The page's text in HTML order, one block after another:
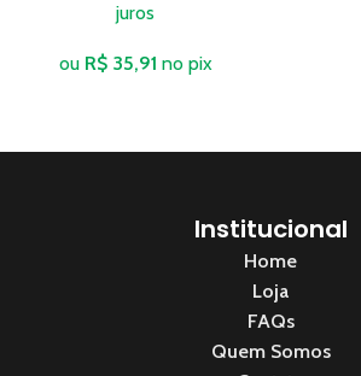
juros
ou R$35,91 no pix
Institucional
Home
Loja
FAQs
Quem Somos